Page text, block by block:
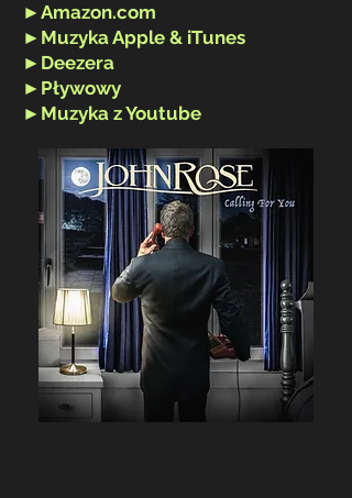
► Amazon.com
► Muzyka Apple & iTunes
► Deezera
► Pływowy
► Muzyka z Youtube